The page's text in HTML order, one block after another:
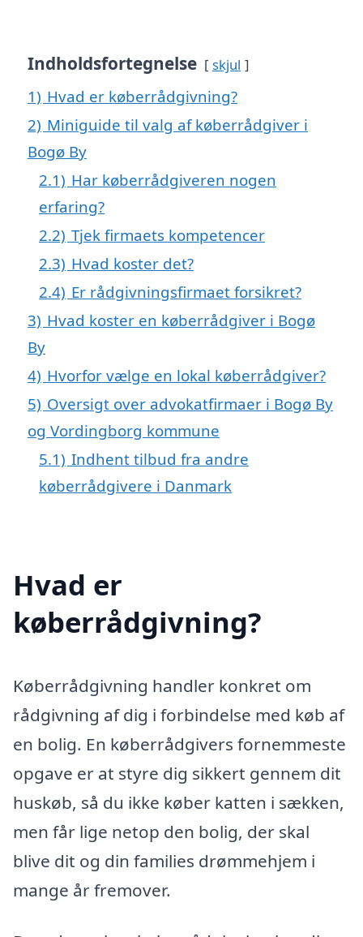
Indholdsfortegnelse skjul
1) Hvad er køberrådgivning?
2) Miniguide til valg af køberrådgiver i
Bogø By
2.1) Har køberrådgiveren nogen
erfaring?
2.2) Tjek firmaets kompetencer
2.3) Hvad koster det?
2.4) Er rådgivningsfirmaet forsikret?
3) Hvad koster en køberrådgiver i Bogø
By
4) Hvorfor vælge en lokal køberrådgiver?
5) Oversigt over advokatfirmaer i Bogø By
og Vordingborg kommune
5.1) Indhent tilbud fra andre
køberrådgivere i Danmark
Hvad er
køberrådgivning?
Køberrådgivning handler konkret om
rådgivning af dig i forbindelse med køb af
en bolig. En køberrådgivers fornemmeste
opgave er at styre dig sikkert gennem dit
huskøb, så du ikke køber katten i sækken,
men får lige netop den bolig, der skal
blive dit og din families drømmehjem i
mange år fremover.